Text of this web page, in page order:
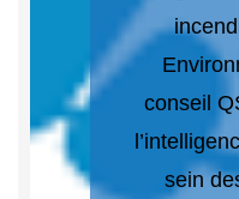
conseil
sein